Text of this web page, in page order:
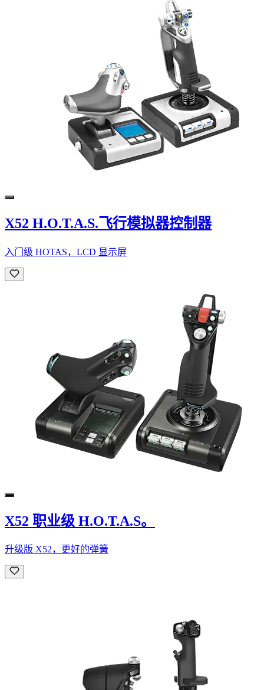
X52 H.O.T.A.S.飞行模拟器控制器
入门级 HOTAS，LCD 显示屏
X52 职业级 H.O.T.A.S。
升级版 X52，更好的弹簧